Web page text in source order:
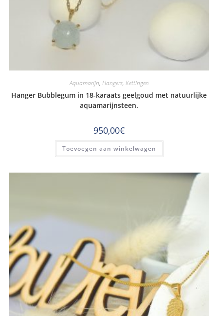
Aquamarijn, Hangers, Kettingen
Hanger Bubblegum in 18-karaats geelgoud met natuurlijke
aquamarijnsteen.
950,00€
Toevoegen aan winkelwagen